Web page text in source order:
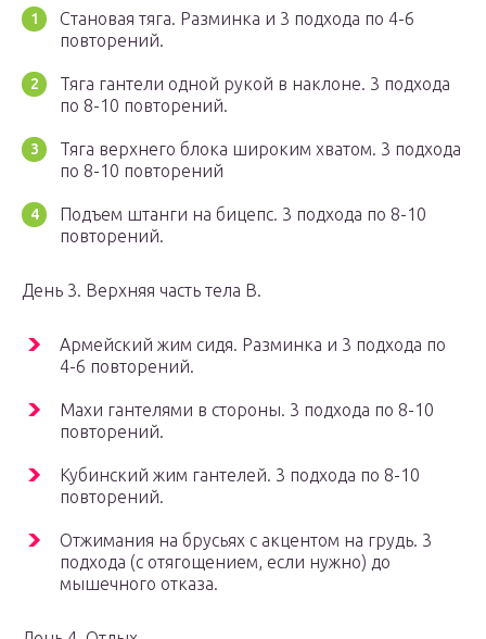
Становая тяга. Разминка и 3 подхода по 4-6
повторений.
Тяга гантели одной рукой в наклоне. 3 подхода
по 8-10 повторений.
Тяга верхнего блока широким хватом. 3 подхода
по 8-10 повторений
Подъем штанги на бицепс. 3 подхода по 8-10
повторений.
День 3. Верхняя часть тела В.
Армейский жим сидя. Разминка и 3 подхода по
4-6 повторений.
Махи гантелями в стороны. 3 подхода по 8-10
повторений.
Кубинский жим гантелей. 3 подхода по 8-10
повторений.
Отжимания на брусьях с акцентом на грудь. 3
подхода (с отягощением, если нужно) до
мышечного отказа.